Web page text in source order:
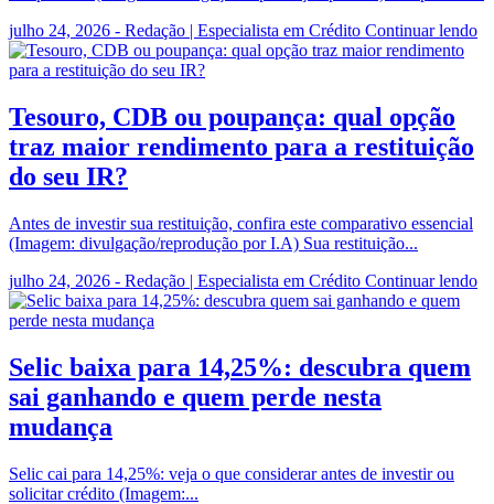
julho 24, 2026 - Redação | Especialista em Crédito Continuar lendo
Tesouro, CDB ou poupança: qual opção
traz maior rendimento para a restituição
do seu IR?
Antes de investir sua restituição, confira este comparativo essencial
(Imagem: divulgação/reprodução por I.A) Sua restituição...
julho 24, 2026 - Redação | Especialista em Crédito Continuar lendo
Selic baixa para 14,25%: descubra quem
sai ganhando e quem perde nesta
mudança
Selic cai para 14,25%: veja o que considerar antes de investir ou
solicitar crédito (Imagem:...